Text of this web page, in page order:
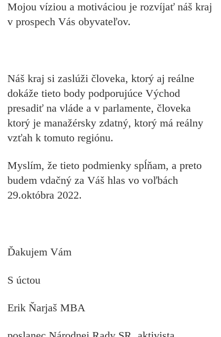
Mojou víziou a motiváciou je rozvíjať náš kraj
v prospech Vás obyvateľov.
Náš kraj si zaslúži človeka, ktorý aj reálne
dokáže tieto body podporujúce Východ
presadiť na vláde a v parlamente, človeka
ktorý je manažérsky zdatný, ktorý má reálny
vzťah k tomuto regiónu.
Myslím, že tieto podmienky spĺňam, a preto
budem vdačný za Váš hlas vo voľbách
29.októbra 2022.
Ďakujem Vám
S úctou
Erik Ňarjaš MBA